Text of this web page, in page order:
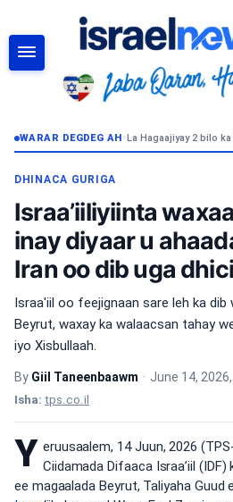
WARAR DEGDEG AH•La Hagaajiyay 2 bilo
DHINACA GURIGA
Israa’iiliyiinta
inay diyaar u
Iran oo dib uga
Israa'iil oo feejignaan sare leh ka dib
Beyrut, waxay ka walaacsan tahay
iyo Xisbullaah.
By Giil Taneenbaawm • June 14,
Isha: tps.co.il
Y eruusaalem, 14 Juun, 2026
Ciidamada Difaaca Israa’iil
ee magaalada Beyrut, Taliyaha Guud